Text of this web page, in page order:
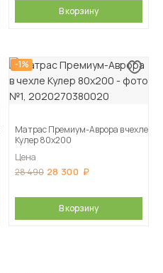
В корзину
-1%
Матрас Премиум-Аврора в чехле
Кулер 80х200
Цена
28 490 28 300
В корзину